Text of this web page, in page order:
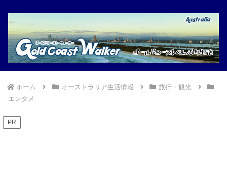
ホーム オーストラリア生活情報
旅行・観光
エンタメ
PR